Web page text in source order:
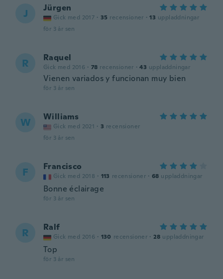
J Jürgen
Gick med 2017 · 35 recensioner · 13 uppladdningar
för 3 år sen
R Raquel
Gick med 2016 · 78 recensioner · 43 uppladdningar
Vienen variados y funcionan muy bien
för 3 år sen
W Williams
Gick med 2021 · 3 recensioner
för 3 år sen
F Francisco
Gick med 2018 · 113 recensioner · 68 uppladdningar
Bonne éclairage
för 3 år sen
R Ralf
Gick med 2016 · 130 recensioner · 28 uppladdningar
Top
för 3 år sen